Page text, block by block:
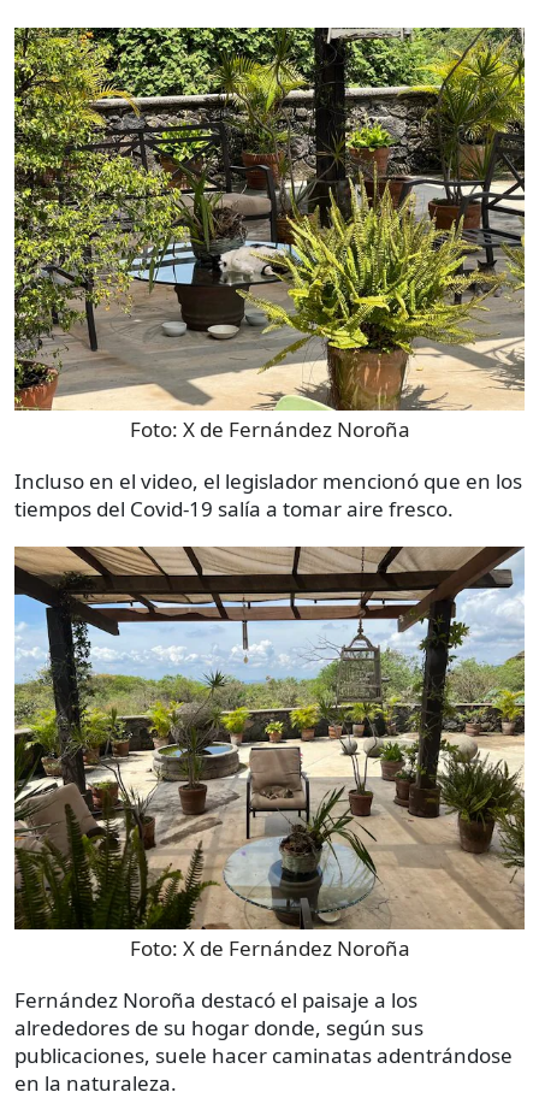
Foto: X de Fernández Noroña
Incluso en el video, el legislador mencionó que en los
tiempos del Covid-19 salía a tomar aire fresco.
Foto: X de Fernández Noroña
Fernández Noroña destacó el paisaje a los
alrededores de su hogar donde, según sus
publicaciones, suele hacer caminatas adentrándose
en la naturaleza.